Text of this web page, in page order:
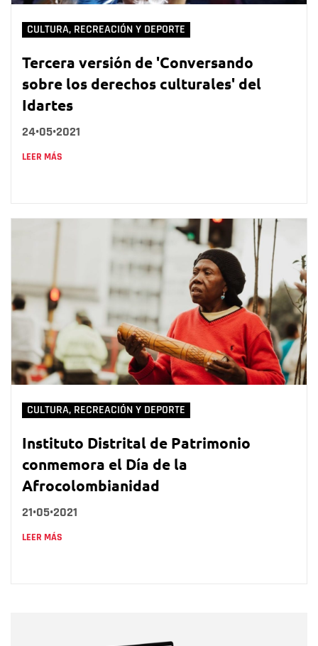
CULTURA, RECREACIÓN Y DEPORTE
Tercera versión de 'Conversando
sobre los derechos culturales' del
Idartes
24•05•2021
LEER MÁS
CULTURA, RECREACIÓN Y DEPORTE
Instituto Distrital de Patrimonio
conmemora el Día de la
Afrocolombianidad
21•05•2021
LEER MÁS